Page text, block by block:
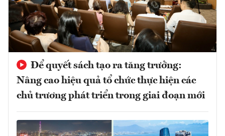
Để quyết sách tạo ra tăng trưởng:
Nâng cao hiệu quả tổ chức thực hiện các
chủ trương phát triển trong giai đoạn mới